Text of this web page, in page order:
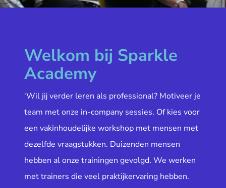
Welkom bij Sparkle
Academy
‘Wil jij verder leren als professional? Motiveer je
team met onze in-company sessies. Of kies voor
een vakinhoudelijke workshop met mensen met
dezelfde vraagstukken. Duizenden mensen
hebben al onze trainingen gevolgd. We werken
met trainers die veel praktijkervaring hebben.